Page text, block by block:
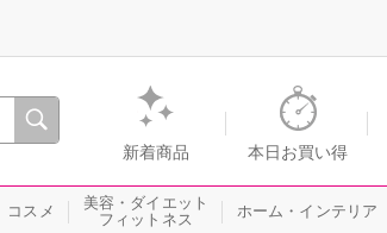
テレビショッピングのショップチャンネル
新着商品 本日お買い得
コスメ
美容・ダイエット
フィットネス
ホーム・インテリア